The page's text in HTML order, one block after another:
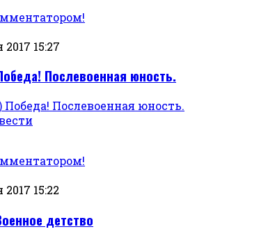
15:27
Послевоенная юность.
15:22
детство